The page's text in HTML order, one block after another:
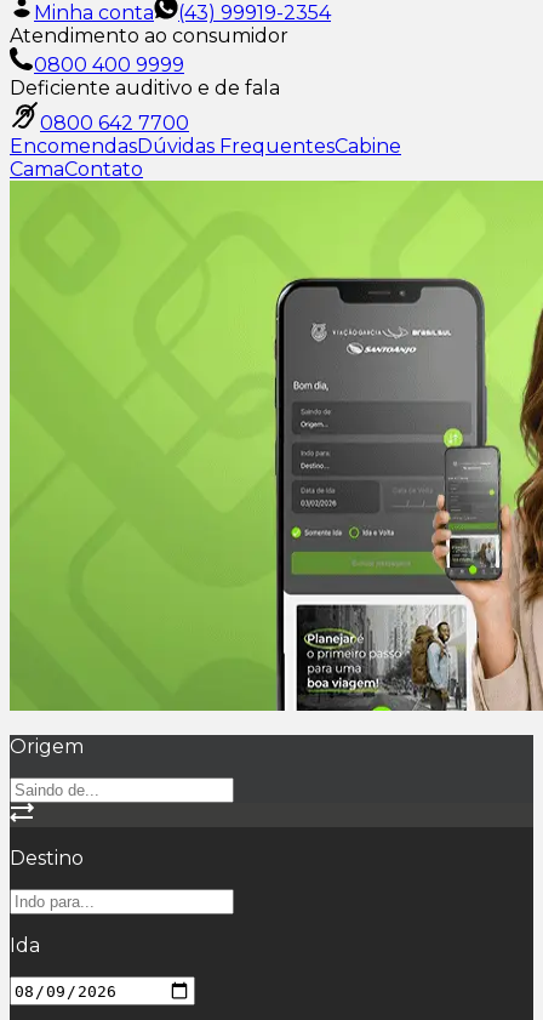
Minha conta
(43) 99919-2354
Atendimento ao consumidor
0800 400 9999
Deficiente auditivo e de fala
0800 642 7700
EncomendasDúvidas FrequentesCabine
CamaContato
Origem
Destino
Ida